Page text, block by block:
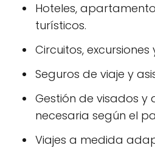
Hoteles,
turísticos.
Circuitos,
Seguros de viaje y
Gestión de visados y
necesaria según el
Viajes a medida